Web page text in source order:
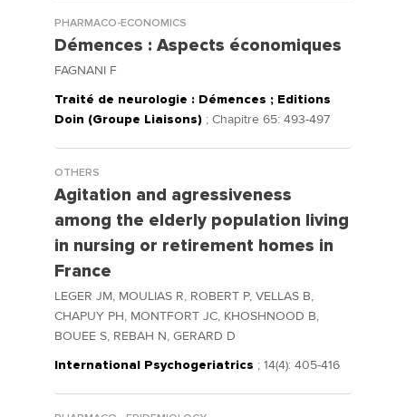
PHARMACO-ECONOMICS
Démences : Aspects économiques
FAGNANI F
Traité de neurologie : Démences ; Editions
Doin (Groupe Liaisons) ; Chapitre 65: 493-497
OTHERS
Agitation and agressiveness
among the elderly population living
in nursing or retirement homes in
France
LEGER JM, MOULIAS R, ROBERT P, VELLAS B,
CHAPUY PH, MONTFORT JC, KHOSHNOOD B,
BOUEE S, REBAH N, GERARD D
International Psychogeriatrics ; 14(4): 405-416